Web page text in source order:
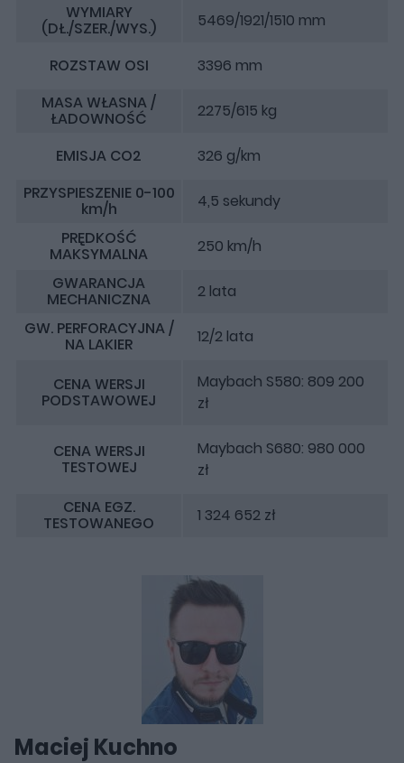
WYMIARY
(DŁ./SZER./WYS.) 5469/1921/1510 mm
ROZSTAW OSI
3396 mm
MASA WŁASNA /
ŁADOWNOŚĆ 2275/615 kg
EMISJA CO2
326 g/km
PRZYSPIESZENIE 0-100
km/h
4,5 sekundy
PRĘDKOŚĆ
MAKSYMALNA
250 km/h
GWARANCJA
MECHANICZNA
2 lata
GW. PERFORACYJNA /
NA LAKIER 12/2 lata
CENA WERSJI
PODSTAWOWEJ
Maybach S580: 809 200
zł
CENA WERSJI
TESTOWEJ
Maybach S680: 980 000
zł
CENA EGZ.
TESTOWANEGO 1 324 652 zł
Maciej Kuchno